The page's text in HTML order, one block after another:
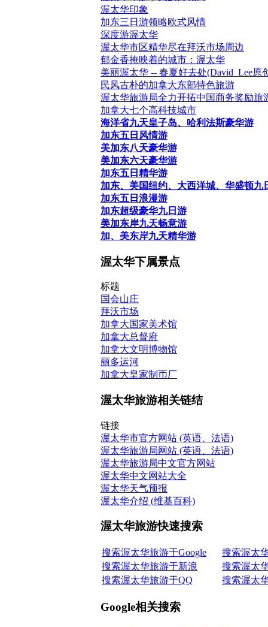
渥太华印象
加东三日游领略欧式风情
深度游渥太华
渥太华市区精华尽在拜沃市场周边
郁金香掩映着的城市：渥太华
美丽渥太华 -- 春夏好去处(David_Lee原
民风古朴的加拿大东部特色旅游
渥太华旅游局全力开拓中国商务奖励旅
加拿大七个高科技城市
海洋省九天皇子岛、哈利法斯豪华游
加东五日风情游
美加东八天豪华游
美加东六天豪华游
加东五日精华游
加东、美国纽约、大西洋城、华盛顿九
加东五日浪漫游
加东超级豪华九日游
美加东岸九天畅意游
加、美东岸九天精华游
渥太华下属景点
标题
国会山庄
拜沃市场
加拿大国家美术馆
加拿大总督府
加拿大文明博物馆
丽多运河
加拿大皇家制币厂
渥太华旅游相关链结
链接
渥太华市官方网站 (英语、法语)
渥太华旅游局网站 (英语、法语)
渥太华旅游局中文官方网站
渥太华中文网站大全
渥太华天气预报
渥太华介绍 (维基百科)
渥太华旅游快速搜索
搜索渥太华旅游于Google
搜索渥太
搜索渥太华旅游于新浪
搜索渥太
搜索渥太华旅游于QQ
搜索渥太
Google相关搜索